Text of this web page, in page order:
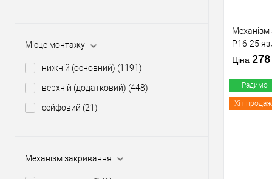
Місце монтажу
нижній (основний) (1191)
верхній (додатковий) (448)
сейфовий (21)
Механізм закривання
Тип товару
Тип ключа
Країна
Механізм
P16-25
матовий
Ціна 278
У
Радимо
Хіт